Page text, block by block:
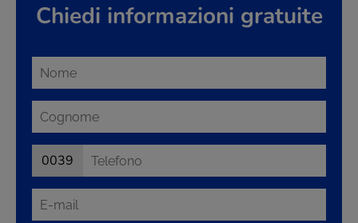
Chiedi informazioni gratuite
0039